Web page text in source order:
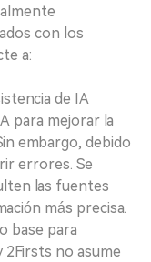
con los
a:
de IA
para mejorar la
embargo, debido
errores. Se
las fuentes
más precisa.
base para
2Firsts no asume